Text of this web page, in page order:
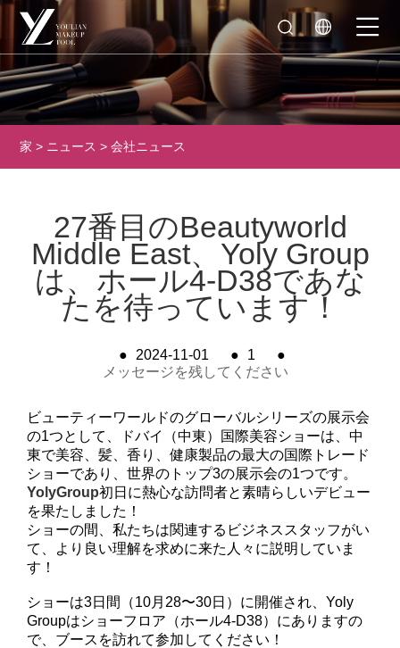
家 > ニュース >会社ニュース
27番目のBeautyworld
Middle East、Yoly Group
は、ホール4-D38であな
たを待っています！
● 2024-11-01 ● 1
●
メッセージを残してください
ビューティーワールドのグローバルシリーズの展示会
の1つとして、ドバイ（中東）国際美容ショーは、中
東で美容、髪、香り、健康製品の最大の国際トレード
ショーであり、世界のトップ3の展示会の1つです。
YolyGroup初日に熱心な訪問者と素晴らしいデビュー
を果たしました！
ショーの間、私たちは関連するビジネススタッフがい
て、より良い理解を求めに来た人々に説明していま
す！
ショーは3日間（10月28〜30日）に開催され、Yoly
Groupはショーフロア（ホール4-D38）にありますの
で、ブースを訪れて参加してください！